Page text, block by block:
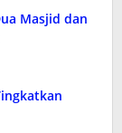
Masjid dan